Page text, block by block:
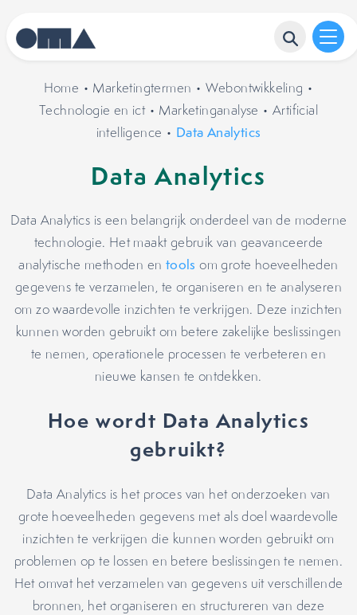
Home • Marketingtermen • Webontwikkeling •
Technologie en ict• Marketinganalyse • Artificial
intelligence • Data Analytics
Data Analytics
Data Analytics is een belangrijk onderdeel van de moderne
technologie. Het maakt gebruik van geavanceerde
analytische methoden en tools om grote hoeveelheden
gegevens te verzamelen, te organiseren en te analyseren
om zo waardevolle inzichten te verkrijgen. Deze inzichten
kunnen worden gebruikt om betere zakelijke beslissingen
te nemen, operationele processen te verbeteren en
nieuwe kansen te ontdekken.
Hoe wordt Data Analytics
gebruikt?
Data Analytics is het proces van het onderzoeken van
grote hoeveelheden gegevens met als doel waardevolle
inzichten te verkrijgen die kunnen worden gebruikt om
problemen op te lossen en betere beslissingen te nemen.
Het omvat het verzamelen van gegevens uit verschillende
bronnen, het organiseren en structureren van deze